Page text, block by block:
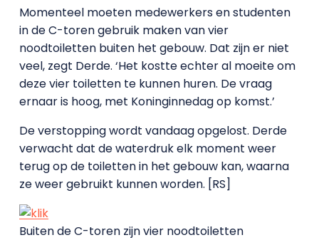
Momenteel moeten medewerkers en studenten
in de C-toren gebruik maken van vier
noodtoiletten buiten het gebouw. Dat zijn er niet
veel, zegt Derde. ‘Het kostte echter al moeite om
deze vier toiletten te kunnen huren. De vraag
ernaar is hoog, met Koninginnedag op komst.’
De verstopping wordt vandaag opgelost. Derde
verwacht dat de waterdruk elk moment weer
terug op de toiletten in het gebouw kan, waarna
ze weer gebruikt kunnen worden. [RS]
Buiten de C-toren zijn vier noodtoiletten